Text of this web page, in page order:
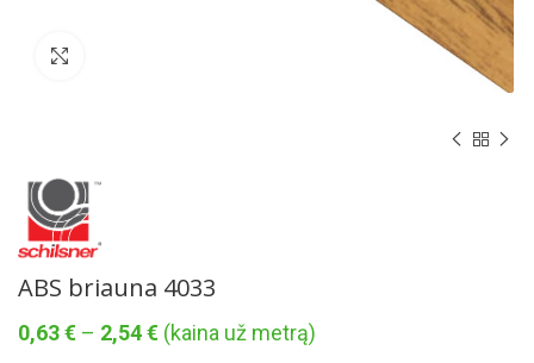
ABS briauna 4033
0,63€ – 2,54€Price
(kaina už metrą)